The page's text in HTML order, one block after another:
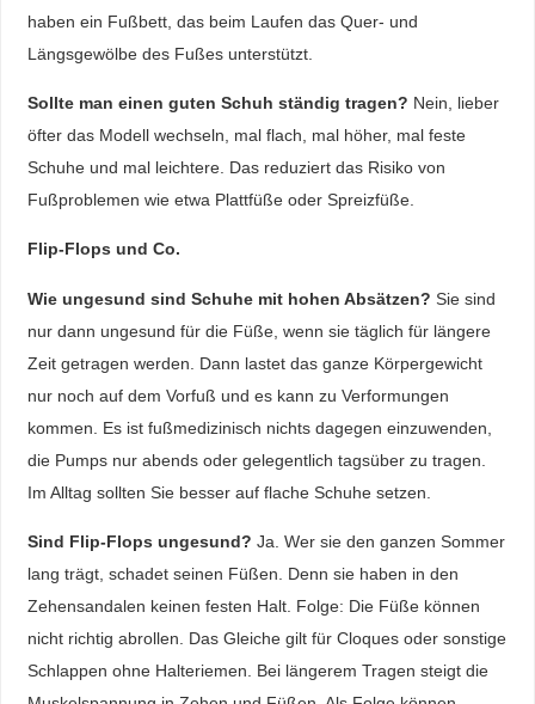
haben ein Fußbett, das beim Laufen das Quer- und
Längsgewölbe des Fußes unterstützt.
Sollte man einen guten Schuh ständig tragen? Nein, lieber
öfter das Modell wechseln, mal flach, mal höher, mal feste
Schuhe und mal leichtere. Das reduziert das Risiko von
Fußproblemen wie etwa Plattfüße oder Spreizfüße.
Flip-Flops und Co.
Wie ungesund sind Schuhe mit hohen Absätzen? Sie sind
nur dann ungesund für die Füße, wenn sie täglich für längere
Zeit getragen werden. Dann lastet das ganze Körpergewicht
nur noch auf dem Vorfuß und es kann zu Verformungen
kommen. Es ist fußmedizinisch nichts dagegen einzuwenden,
die Pumps nur abends oder gelegentlich tagsüber zu tragen.
Im Alltag sollten Sie besser auf flache Schuhe setzen.
Sind Flip-Flops ungesund? Ja. Wer sie den ganzen Sommer
lang trägt, schadet seinen Füßen. Denn sie haben in den
Zehensandalen keinen festen Halt. Folge: Die Füße können
nicht richtig abrollen. Das Gleiche gilt für Cloques oder sonstige
Schlappen ohne Halteriemen. Bei längerem Tragen steigt die